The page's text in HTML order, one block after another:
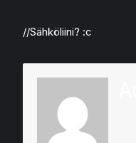
//Sähköliini? :c